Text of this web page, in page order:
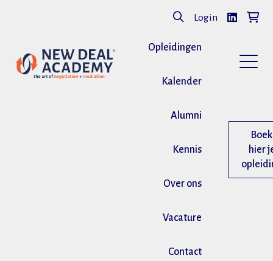
Login
Opleidingen
Kalender
Alumni
Kennis
Over ons
Vacature
Contact
Boek
hier